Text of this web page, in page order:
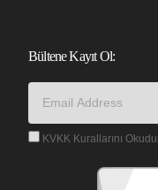
Bültene Kayıt Ol:
KVKK Kurallarını